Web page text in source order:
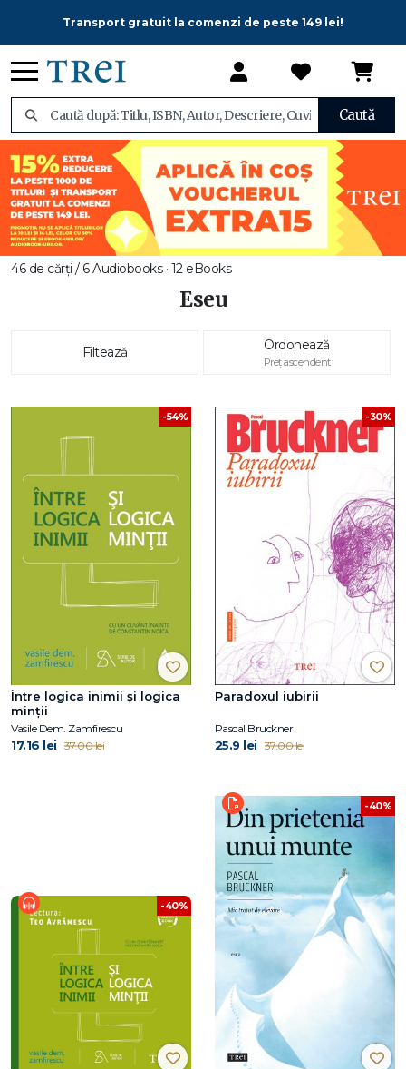
Transport gratuit la comenzi de peste 149 lei!
Caută
46 de cărți / 6 Audiobooks · 12 eBooks
Eseu
Filtează Ordonează
Preț ascendent
-54%
Între logica inimii şi logica
minţii
Vasile Dem. Zamfirescu
17.16 lei 37.00 lei
-30%
Paradoxul iubirii
Pascal Bruckner
25.9 lei 37.00 lei
-40%
-40%